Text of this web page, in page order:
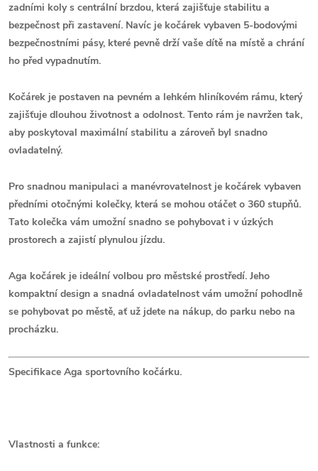
zadními koly s centrální brzdou, která zajišťuje stabilitu a
bezpečnost při zastavení. Navíc je kočárek vybaven 5-bodovými
bezpečnostními pásy, které pevně drží vaše dítě na místě a chrání
ho před vypadnutím.
Kočárek je postaven na pevném a lehkém hliníkovém rámu, který
zajišťuje dlouhou životnost a odolnost. Tento rám je navržen tak,
aby poskytoval maximální stabilitu a zároveň byl snadno
ovladatelný.
Pro snadnou manipulaci a manévrovatelnost je kočárek vybaven
předními otočnými kolečky, která se mohou otáčet o 360 stupňů.
Tato kolečka vám umožní snadno se pohybovat i v úzkých
prostorech a zajistí plynulou jízdu.
Aga kočárek je ideální volbou pro městské prostředí. Jeho
kompaktní design a snadná ovladatelnost vám umožní pohodlně
se pohybovat po městě, ať už jdete na nákup, do parku nebo na
procházku.
Specifikace Aga sportovního kočárku.
Vlastnosti a funkce: